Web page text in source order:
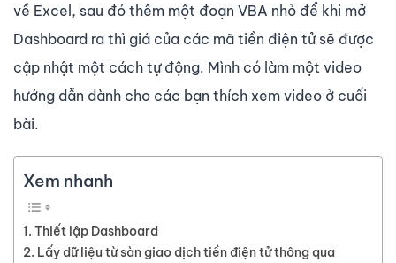
về Excel, sau đó thêm một đoạn VBA nhỏ để khi mở
Dashboard ra thì giá của các mã tiền điện tử sẽ được
cập nhật một cách tự động. Mình có làm một video
hướng dẫn dành cho các bạn thích xem video ở cuối
bài.
Xem nhanh
Thiết lập Dashboard
Lấy dữ liệu từ sàn giao dịch tiền điện tử thông qua